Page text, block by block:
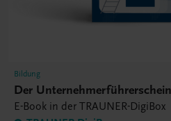
Bildung
Der
E-Book in der TRAUNER-DigiBox